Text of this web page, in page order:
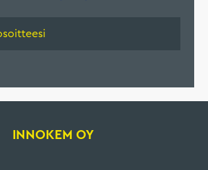
INNOKEM OY